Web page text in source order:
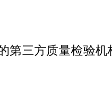
第三方质量检验